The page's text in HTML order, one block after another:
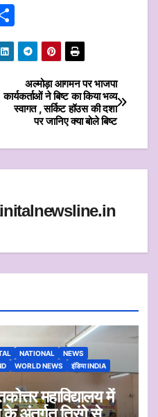
h
ar
eअल्मोड़ा आगमन पर भाजपा
कार्यकर्ताओं ने बिष्ट का किया भव्य
स्वागत , सर्किट हॉउस की दशा
पर जानिए क्या बोले बिष्ट
NATIONAL
NEWS
WORLD NEWS
इंडिया INDIA
महाविद्यालय में